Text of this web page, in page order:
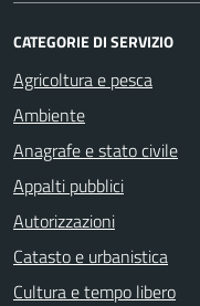
CATEGORIE DI SERVIZIO
Agricoltura e pesca
Ambiente
Anagrafe e stato civile
Appalti pubblici
Autorizzazioni
Catasto e urbanistica
Cultura e tempo libero